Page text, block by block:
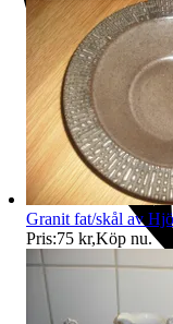
Granit fat/skål av
Pris:75 kr,Köp nu.